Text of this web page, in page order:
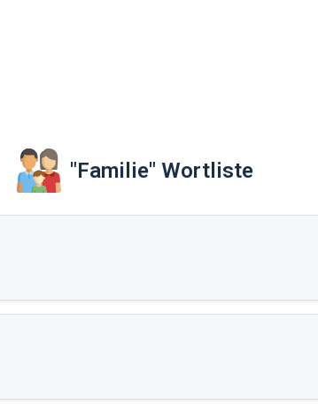
"Familie" Wortliste